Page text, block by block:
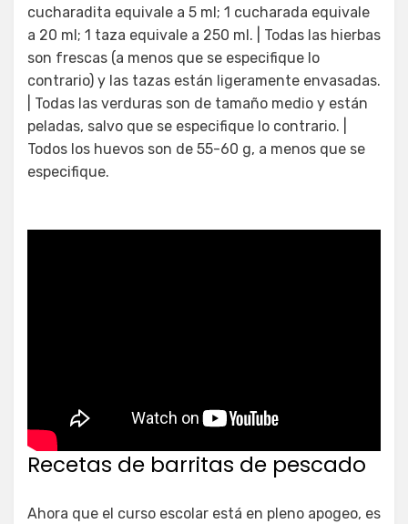
cucharadita equivale a 5 ml; 1 cucharada equivale
a 20 ml; 1 taza equivale a 250 ml. | Todas las hierbas
son frescas (a menos que se especifique lo
contrario) y las tazas están ligeramente envasadas.
| Todas las verduras son de tamaño medio y están
peladas, salvo que se especifique lo contrario. |
Todos los huevos son de 55-60 g, a menos que se
especifique.
Recetas de barritas de pescado
Ahora que el curso escolar está en pleno apogeo, es